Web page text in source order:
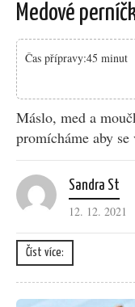
Medové
Čas přípravy:45 minut
Máslo, med a
promícháme aby
Sandra St
12. 12. 2021
Číst více: